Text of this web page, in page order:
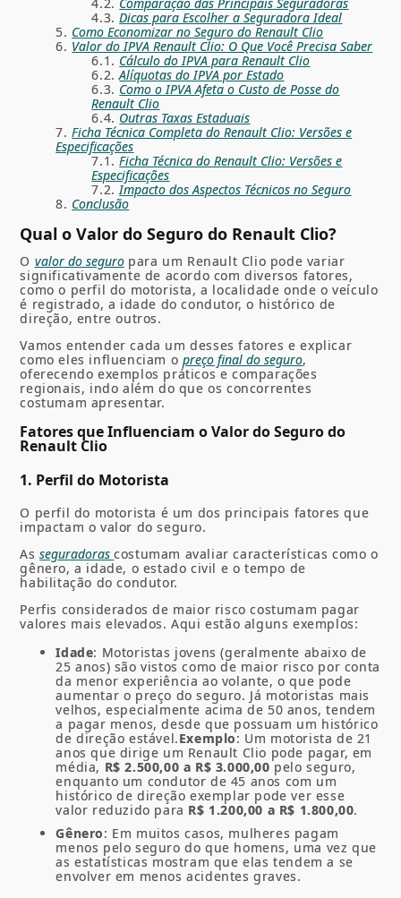
Dicas para Escolher a Seguradora Ideal
Como Economizar no Seguro do Renault Clio
Valor do IPVA Renault Clio: O Que Você Precisa Saber
Cálculo do IPVA para Renault Clio
Alíquotas do IPVA por Estado
Como o IPVA Afeta o Custo de Posse do
Renault Clio
Outras Taxas Estaduais
Ficha Técnica Completa do Renault Clio: Versões e
Especificações
Ficha Técnica do Renault Clio: Versões e
Especificações
Impacto dos Aspectos Técnicos no Seguro
Conclusão
Qual o Valor do Seguro do Renault Clio?
O valor do seguropara um Renault Clio pode variar
significativamente de acordo com diversos fatores,
como o perfil do motorista, a localidade onde o veículo
é registrado, a idade do condutor, o histórico de
direção, entre outros.
Vamos entender cada um desses fatores e explicar
como eles influenciam o preço final do seguro,
oferecendo exemplos práticos e comparações
regionais, indo além do que os concorrentes
costumam apresentar.
Fatores que Influenciam o Valor do Seguro do
Renault Clio
1. Perfil do Motorista
O perfil do motorista é um dos principais fatores que
impactam o valor do seguro.
Asseguradorascostumam avaliar características como o
gênero, a idade, o estado civil e o tempo de
habilitação do condutor.
Perfis considerados de maior risco costumam pagar
valores mais elevados. Aqui estão alguns exemplos:
Idade: Motoristas jovens (geralmente abaixo de
25 anos) são vistos como de maior risco por conta
da menor experiência ao volante, o que pode
aumentar o preço do seguro. Já motoristas mais
velhos, especialmente acima de 50 anos, tendem
a pagar menos, desde que possuam um histórico
de direção estável.Exemplo: Um motorista de 21
anos que dirige um Renault Clio pode pagar, em
média, R$ 2.500,00 a R$ 3.000,00pelo seguro,
enquanto um condutor de 45 anos com um
histórico de direção exemplar pode ver esse
valor reduzido para R$ 1.200,00 a R$ 1.800,00.
Gênero: Em muitos casos, mulheres pagam
menos pelo seguro do que homens, uma vez que
as estatísticas mostram que elas tendem a se
envolver em menos acidentes graves.